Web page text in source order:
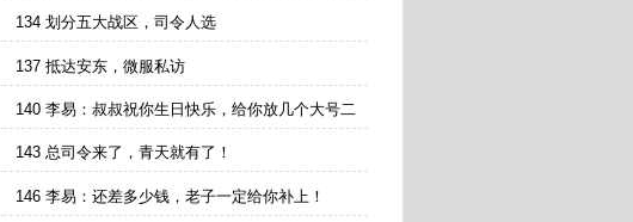
134 划分五大战区，司令人选
137 抵达安东，微服私访
140 李易：叔叔祝你生日快乐，给你放几个大号二
踢脚庆祝一下
143 总司令来了，青天就有了！
146 李易：还差多少钱，老子一定给你补上！